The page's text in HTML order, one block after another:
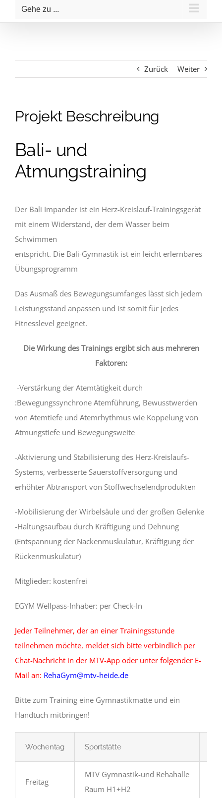
Gehe zu ...
Zurück Weiter
Projekt Beschreibung
Bali- und
Atmungstraining
Der Bali Impander ist ein Herz-Kreislauf-Trainingsgerät
mit einem Widerstand, der dem Wasser beim
Schwimmen
entspricht. Die Bali-Gymnastik ist ein leicht erlernbares
Übungsprogramm
Das Ausmaß des Bewegungsumfanges lässt sich jedem
Leistungsstand anpassen und ist somit für jedes
Fitnesslevel geeignet.
Die Wirkung des Trainings ergibt sich aus mehreren
Faktoren:
-Verstärkung der Atemtätigkeit durch
:Bewegungssynchrone Atemführung, Bewusstwerden
von Atemtiefe und Atemrhythmus wie Koppelung von
Atmungstiefe und Bewegungsweite
-Aktivierung und Stabilisierung des Herz-Kreislaufs-
Systems, verbesserte Sauerstoffversorgung und
erhöhter Abtransport von Stoffwechselendprodukten
-Mobilisierung der Wirbelsäule und der großen Gelenke
-Haltungsaufbau durch Kräftigung und Dehnung
(Entspannung der Nackenmuskulatur, Kräftigung der
Rückenmuskulatur)
Mitglieder: kostenfrei
EGYM Wellpass-Inhaber: per Check-In
Jeder Teilnehmer, der an einer Trainingsstunde
teilnehmen möchte, meldet sich bitte verbindlich per
Chat-Nachricht in der MTV-App oder unter folgender E-
Mail an: RehaGym@mtv-heide.de
Bitte zum Training eine Gymnastikmatte und ein
Handtuch mitbringen!
Wochentag Sportstätte
Freitag
MTV Gymnastik-und Rehahalle
Raum H1+H2